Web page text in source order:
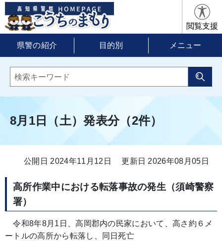
閲覧支援
県警の紹介 目的別 メニュー
8月1日（土）発表分（2件）
公開日 2024年11月12日 更新日 2026年08月05日
高所作業中における転落事故の発生（須崎警察
署）
令和8年8月1日、高岡郡内の民家において、高さ約６メ
ートルの高所から転落し、同日死亡